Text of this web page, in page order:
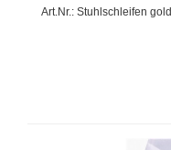
Art.Nr.: Stuhlschleifen gold